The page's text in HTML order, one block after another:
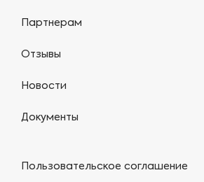
Партнерам
Отзывы
Новости
Документы
Пользовательское соглашение